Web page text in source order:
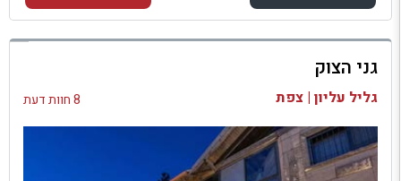
למתחם זה
בדיקת זמינות ומחירים
גני הצוק
גליל עליון | צפת 8 חוות דעת